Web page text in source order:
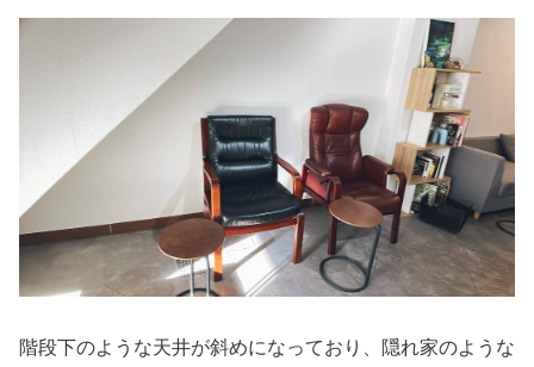
階段下のような天井が斜めになっており、隠れ家のような